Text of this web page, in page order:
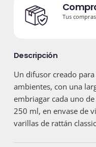
Tus
Descripción
Un difusor creado
ambientes, con una
embriagar cada uno
250 ml, en envase de
varillas de rattán